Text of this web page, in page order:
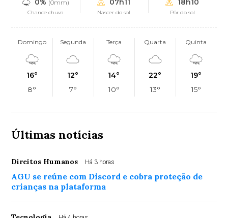
0% (0mm)
Chance chuva
07h11
Nascer do sol
18h10
Pôr do sol
Domingo
16°
8°
Segunda
12°
7°
Terça
14°
10°
Quarta
22°
13°
Quinta
19°
15°
Últimas notícias
Direitos Humanos Há 3 horas
AGU se reúne com Discord e cobra proteção de
crianças na plataforma